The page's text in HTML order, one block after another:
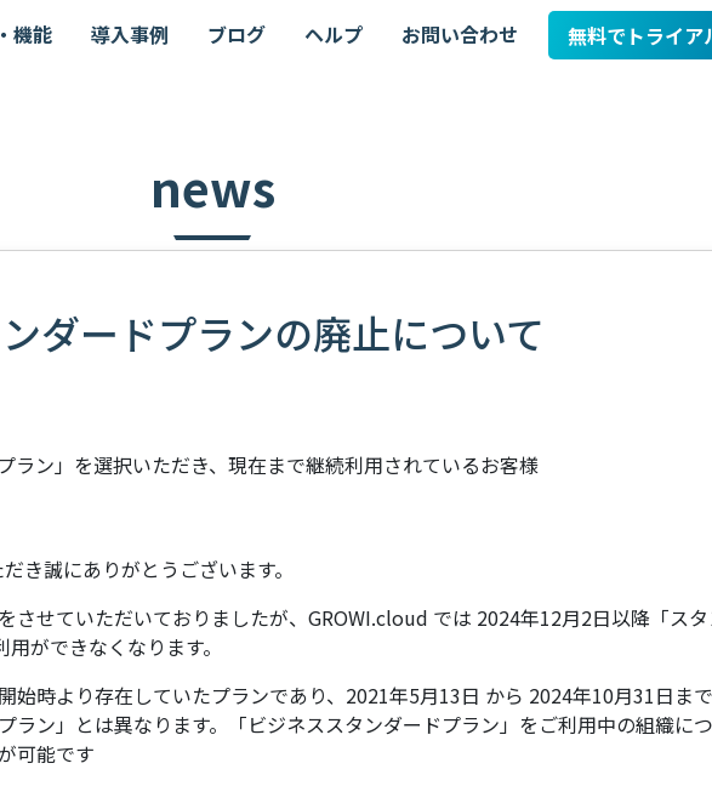
機能 導入事例 ブログ ヘルプ お問い合わせ 無料でトライア
news
ダードプランの廃止について
ラン」を選択いただき、現在まで継続利用されているお客様
き誠にありがとうございます。
させていただいておりましたが、GROWI.cloud では 2024年12月2日以降「ス
ができなくなります。
時より存在していたプランであり、2021年5月13日 から 2024年10月31日ま
ラン」とは異なります。「ビジネススタンダードプラン」をご利用中の組織に
可能です